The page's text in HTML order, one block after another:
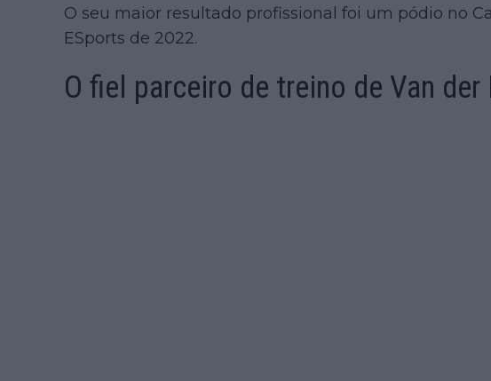
O seu maior resultado profissional foi um pódio no
ESports de 2022.
O fiel parceiro de treino de Van der